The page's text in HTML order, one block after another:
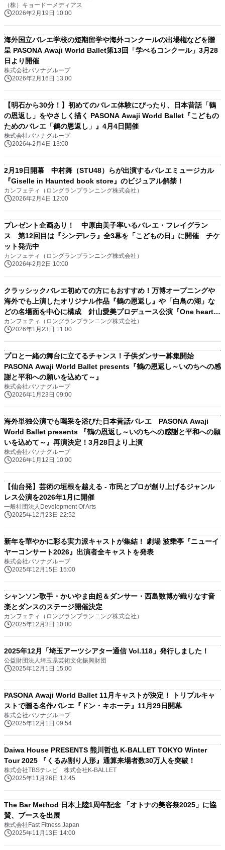
（株）キョードーメディアス
2026年2月19日 10:00
海外国立バレエ学校の短期留学や海外コンクールの出場権などを贈
呈 PASONA Awaji World Ballet第13回「学べるコンクール」3月28
日より開催
株式会社パソナグループ
2026年2月16日 13:00
【明石から30分！】初めてのバレエ体験にぴったり、日本昔話「鶴
の恩返し」をやさしく描く PASONA Awaji World Ballet『こどもの
ためのバレエ「鶴の恩返し」』4月4日開催
株式会社パソナグループ
2026年2月4日 13:00
2月19日開幕 中村舞（STU48）らが出演するバレエミュージカル
『Giselle in Haunted book store』のビジュアル解禁！
カンフェティ（ロングランプランニング株式会社）
2026年2月4日 12:00
プレゼント企画あり！ 中原由美子率いるバレエ・フレイグラン
ス 第12回目は『シンデレラ』全3幕を「こどもの日」に開催 チケ
ット発売中
カンフェティ（ロングランプランニング株式会社）
2026年2月2日 10:00
クラッシックバレエ初めての方にもおすすめ！万博オープニングや
海外でも上演したオリジナル作品『鶴の恩返し』や「白鳥の湖」な
どの名場面を中心に構成 針山愛美プロデュース公演『One heart』
上演決定
カンフェティ（ロングランプランニング株式会社）
2026年1月23日 11:00
プロと一緒の舞台に立てるチャンス！子供ダンサー募集開始
PASONA Awaji World Ballet presents『鶴の恩返し～いのちへの感
謝と平和への願いを込めて～』
株式会社パソナグループ
2026年1月23日 09:00
海外単独公演でも喝采を浴びた日本昔話バレエ PASONA Awaji
World Ballet presents 『鶴の恩返し～いのちへの感謝と平和への願
いを込めて～』再演決定！3月28日より上演
株式会社パソナグループ
2026年1月12日 10:00
【仙台発】芸術の垣根を越える - 市民とプロが創り上げるジャンル
レス公演を2026年1月に開催
一般社団法人Development Of Arts
2025年12月23日 22:52
新年を華やかに彩る実力派キャストが集結！ 劇場 波乗亭『ニューイ
ヤーコンサート2026』出演者全キャストを発表
株式会社パソナグループ
2025年12月15日 15:00
シャンソン歌手・かいやま由起＆ダンサー・西島数博が織りなす音
楽とダンスのステージ開催決定
カンフェティ（ロングランプランニング株式会社）
2025年12月3日 10:00
2025年12月「埼玉アーツシアター通信 Vol.118」発行しました！
公益財団法人埼玉県芸術文化振興財団
2025年12月1日 15:00
PASONA Awaji World Ballet 11月キャストが決定！ トリプルキャ
ストで贈る名作バレエ『ドン・キホーテ』11月29日開幕
株式会社パソナグループ
2025年12月1日 09:54
Daiwa House PRESENTS 熊川哲也 K-BALLET TOKYO Winter
Tour 2025 『くるみ割り人形』通算来場者数30万人を突破！
株式会社TBSテレビ 株式会社K-BALLET
2025年11月26日 12:45
The Bar Method 日本上陸1周年記念 「オトナの美容祭2025」に協
賛、ブースを出展
株式会社Fast Fitness Japan
2025年11月13日 14:00